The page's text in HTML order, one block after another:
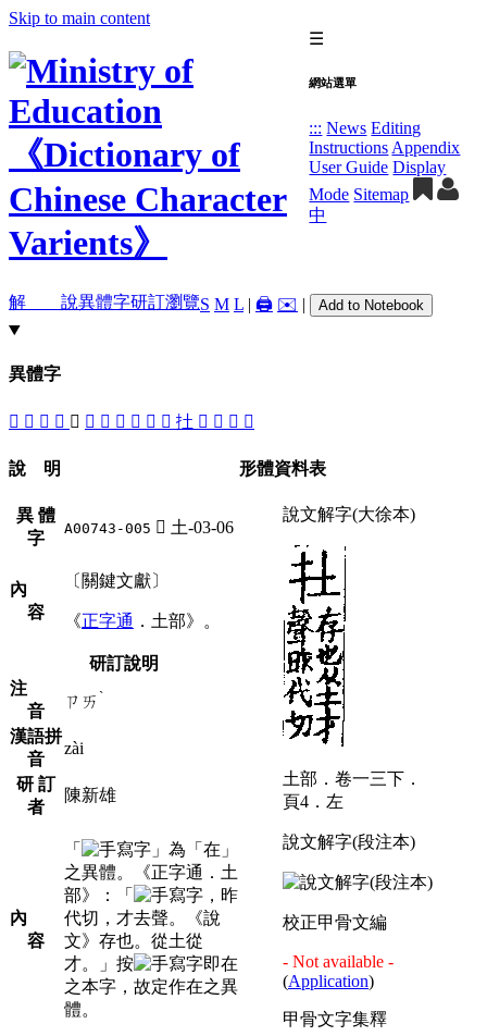
Skip to main content
☰
網站選單
::: News Editing
Instructions Appendix
User Guide Display
Mode Sitemap
中
解 說異體字研訂瀏覽S M L | 🖨️ ✉️ | Add to Notebook
異體字
󰽝 󰽙 𡉄 󰽖 󰽘 󰽗 𡉠 󰽜 󰽞 󰽡 󰽛 扗 󰽟 󰽚 󰽠 𥩴
說 明
異 體
字
A00743-005 󰽘 土-03-06
內
容
〔關鍵文獻〕
《正字通 ．土部》。
研訂說明
注
音
ㄗㄞ ˋ
漢語拼
音
zài
研 訂
者
陳新雄
內
容
「
」為「在」
之異體。《正字通．土
部》：「
，昨
代切，才去聲。《說
文》存也。從土從
才。」按
即在
之本字，故定作在之異
體。
形體資料表
說文解字(大徐本)
土部．卷一三下．
頁4．左
說文解字(段注本)
校正甲骨文編
- Not available -
(Application)
甲骨文字集釋